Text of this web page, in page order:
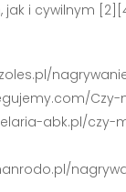
jak i cywilnym
abk.pl/